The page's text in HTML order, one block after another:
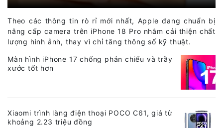
Theo các thông tin rò rỉ mới nhất, Apple đang chuẩn bị
nâng cấp camera trên iPhone 18 Pro nhằm cải thiện chất
lượng hình ảnh, thay vì chỉ tăng thông số kỹ thuật.
Màn hình iPhone 17 chống phản chiếu và trầy
xước tốt hơn
Xiaomi trình làng điện thoại POCO C61, giá từ
khoảng 2.23 triệu đồng